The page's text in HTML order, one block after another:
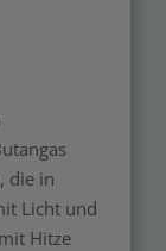
die in
Licht und
Hitze